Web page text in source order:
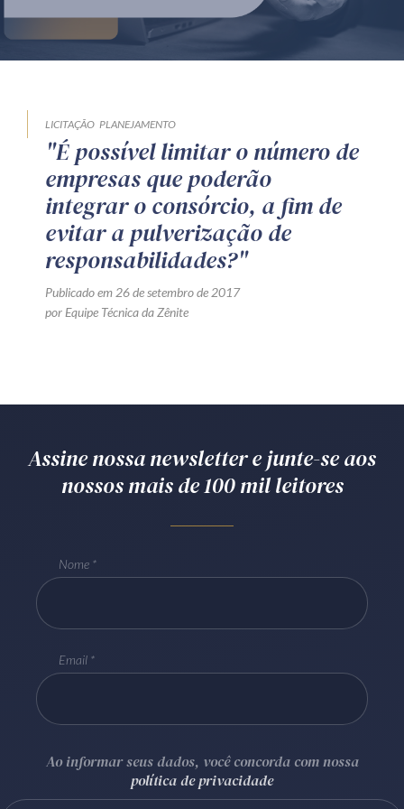
Produtos e serviços
Orientação por Escrito
Mentoria Zênite
Capacitação
Zênite Online
Eventos presenciais
Zênite in Company
Curitiba/PR CEP
LICITAÇÃO PLANEJAMENTO
"É possível limitar o número de
empresas que poderão
integrar o consórcio, a fim de
evitar a pulverização de
responsabilidades?"
Publicado em 26 de setembro de 2017
por Equipe Técnica da Zênite
Assine nossa newsletter e junte-se aos
nossos mais de 100 mil leitores
Nome
Email
Ao informar seus dados, você concorda com nossa
política de privacidade